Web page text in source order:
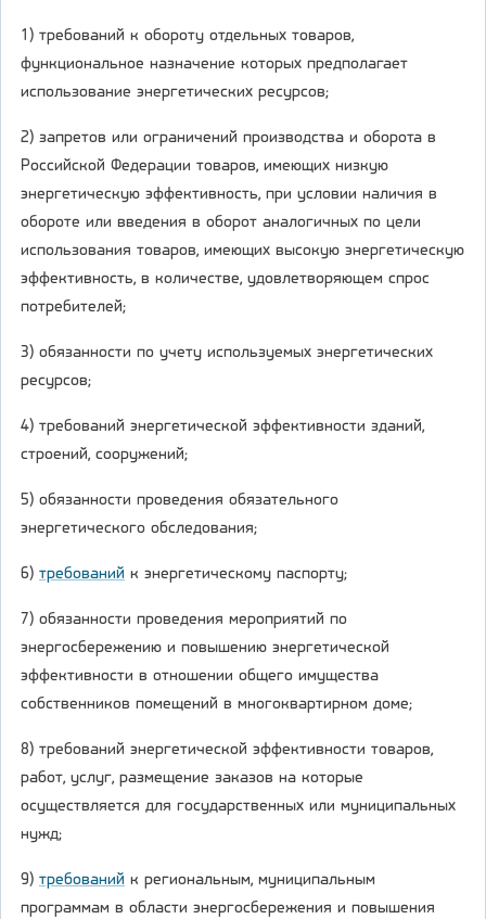
1) требований к обороту отдельных товаров,
функциональное назначение которых предполагает
использование энергетических ресурсов;
2) запретов или ограничений производства и оборота в
Российской Федерации товаров, имеющих низкую
энергетическую эффективность, при условии наличия в
обороте или введения в оборот аналогичных по цели
использования товаров, имеющих высокую энергетическую
эффективность, в количестве, удовлетворяющем спрос
потребителей;
3) обязанности по учету используемых энергетических
ресурсов;
4) требований энергетической эффективности зданий,
строений, сооружений;
5) обязанности проведения обязательного
энергетического обследования;
6) требований к энергетическому паспорту;
7) обязанности проведения мероприятий по
энергосбережению и повышению энергетической
эффективности в отношении общего имущества
собственников помещений в многоквартирном доме;
8) требований энергетической эффективности товаров,
работ, услуг, размещение заказов на которые
осуществляется для государственных или муниципальных
нужд;
9) требований к региональным, муниципальным
программам в области энергосбережения и повышения